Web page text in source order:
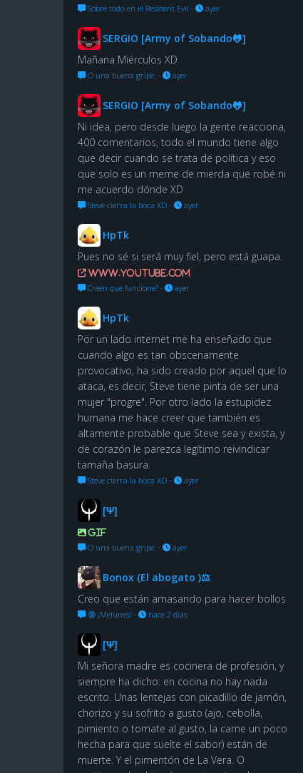
Sobre todo en el Resident Evil · ayer
SERGIO [Army of Sobando🐸]
Mañana Miérculos XD
O una buena gripe. · ayer
SERGIO [Army of Sobando🐸]
Ni idea, pero desde luego la gente reacciona,
400 comentarios, todo el mundo tiene algo
que decir cuando se trata de política y eso
que solo es un meme de mierda que robé ni
me acuerdo dónde XD
Steve cierra la boca XD · ayer
HpTk
Pues no sé si será muy fiel, pero está guapa.
www.youtube.com
Creen que funcione? · ayer
HpTk
Por un lado internet me ha enseñado que
cuando algo es tan obscenamente
provocativo, ha sido creado por aquel que lo
ataca, es decir, Steve tiene pinta de ser una
mujer "progre". Por otro lado la estupidez
humana me hace creer que también es
altamente probable que Steve sea y exista, y
de corazón le parezca legítimo reivindicar
tamaña basura.
Steve cierra la boca XD · ayer
[Ψ]
GIF
O una buena gripe. · ayer
Bonox (El abogato )⚖
Creo que están amasando para hacer bollos
🔞 ¡Melunes! · hace 2 días
[Ψ]
Mi señora madre es cocinera de profesión, y
siempre ha dicho: en cocina no hay nada
escrito. Unas lentejas con picadillo de jamón,
chorizo y su sofrito a gusto (ajo, cebolla,
pimiento o tomate al gusto, la carne un poco
hecha para que suelte el sabor) están de
muerte. Y el pimentón de La Vera. O